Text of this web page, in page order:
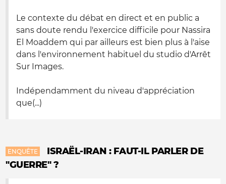
Le contexte du débat en direct et en public a
sans doute rendu l'exercice difficile pour Nassira
El Moaddem qui par ailleurs est bien plus à l'aise
dans l'environnement habituel du studio d'Arrêt
Sur Images.
Indépendamment du niveau d'appréciation
que(...)
ENQUÊTE
ISRAËL-IRAN : FAUT-IL PARLER DE
"GUERRE" ?